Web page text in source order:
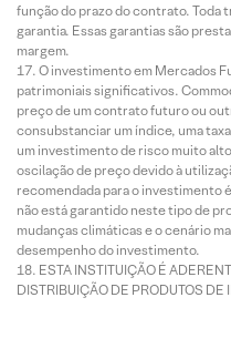
função do prazo do contrato. Toda
garantia. Essas garantias são
margem.
O investimento em Mercados
patrimoniais significativos.
preço de um contrato futuro ou
consubstanciar um índice, uma
um investimento de risco muito
oscilação de preço devido à
recomendada para o investimento
não está garantido neste tipo de
mudanças climáticas e o cenário
desempenho do investimento.
ESTA INSTITUIÇÃO É
DISTRIBUIÇÃO DE PRODUTOS DE